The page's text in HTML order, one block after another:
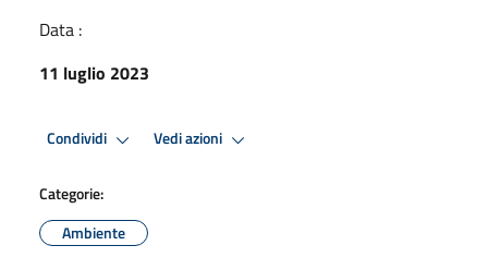
Data :
11 luglio 2023
Condividi Vedi azioni
Categorie:
Ambiente